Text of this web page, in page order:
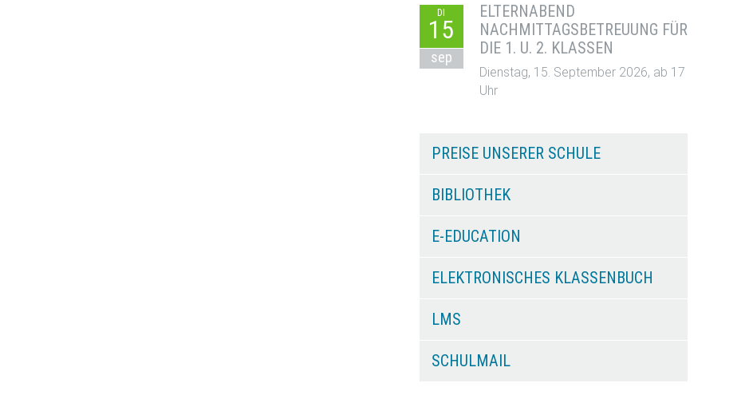
DI
15
sep
ELTERNABEND
NACHMITTAGSBETREUUNG FÜR
DIE 1. U. 2. KLASSEN
Dienstag, 15. September 2026, ab 17
Uhr
PREISE UNSERER SCHULE
BIBLIOTHEK
E-EDUCATION
ELEKTRONISCHES KLASSENBUCH
LMS
SCHULMAIL